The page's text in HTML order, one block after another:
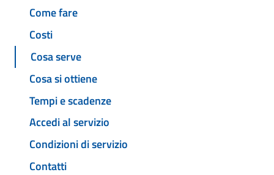
Come fare
Costi
Cosa serve
Cosa si ottiene
Tempi e scadenze
Accedi al servizio
Condizioni di servizio
Contatti